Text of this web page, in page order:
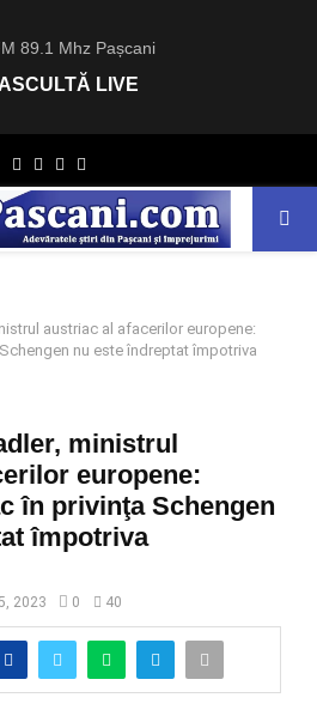
89.1 Mhz Pașcani
ASCULTĂ LIVE
Facebook
TwitterInstagram
austriac al afacerilor europene:
nu este îndreptat împotriva
ministrul
europene:
în privinţa Schengen
împotriva
2023 0 40